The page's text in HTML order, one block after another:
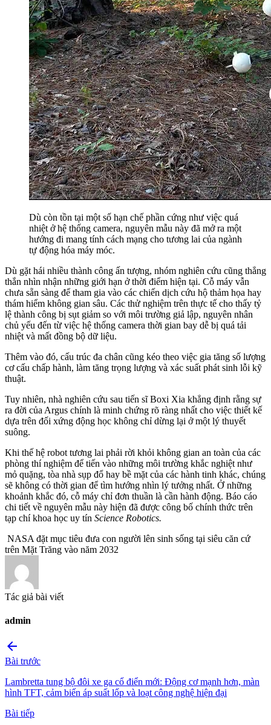
Dù còn tồn tại một số hạn chế phần cứng như việc quá
nhiệt ở hệ thống camera, nguyên mẫu này đã mở ra một
hướng đi mang tính cách mạng cho tương lai của ngành
tự động hóa máy móc.
Dù gặt hái nhiều thành công ấn tượng, nhóm nghiên cứu cũng thẳng
thắn nhìn nhận những giới hạn ở thời điểm hiện tại. Cỗ máy vẫn
chưa sẵn sàng để tham gia vào các chiến dịch cứu hộ thảm họa hay
thám hiểm không gian sâu. Các thử nghiệm trên thực tế cho thấy tỷ
lệ thành công bị sụt giảm so với môi trường giả lập, nguyên nhân
chủ yếu đến từ việc hệ thống camera thời gian bay dễ bị quá tải
nhiệt và mất đồng bộ dữ liệu.
Thêm vào đó, cấu trúc đa chân cũng kéo theo việc gia tăng số lượng
cơ cấu chấp hành, làm tăng trọng lượng và xác suất phát sinh lỗi kỹ
thuật.
Tuy nhiên, nhà nghiên cứu sau tiến sĩ Boxi Xia khẳng định rằng sự
ra đời của Argus chính là minh chứng rõ ràng nhất cho việc thiết kế
dựa trên đối xứng động học không chỉ dừng lại ở một lý thuyết
suông.
Khi thế hệ robot tương lai phải rời khỏi không gian an toàn của các
phòng thí nghiệm để tiến vào những môi trường khắc nghiệt như
mỏ quặng, tòa nhà sụp đổ hay bề mặt của các hành tinh khác, chúng
sẽ không có thời gian để tìm hướng nhìn lý tưởng nhất. Ở những
khoảnh khắc đó, cỗ máy chỉ đơn thuần là cần hành động. Báo cáo
chi tiết về nguyên mẫu này hiện đã được công bố chính thức trên
tạp chí khoa học uy tín Science Robotics.
NASA đặt mục tiêu đưa con người lên sinh sống tại siêu căn cứ
trên Mặt Trăng vào năm 2032
Tác giả bài viết
admin
arrow_back
Bài trước
Lambretta tung bộ đôi xe ga cổ điển mới: Động cơ mạnh hơn, màn
hình TFT, cảm biến áp suất lốp và loạt công nghệ hiện đại
Bài tiếp